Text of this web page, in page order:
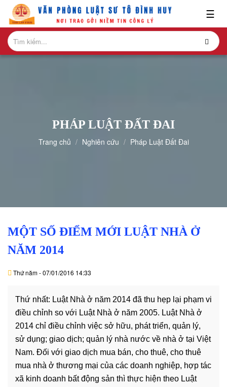
GIỚI
THIỆU
ĐÁP
DỊCH
VỤ
VĂN
THỦ
TỤC
LIÊN
HỆ
☰
PHÁP LUẬT ĐẤT ĐAI
Trang chủ Nghiên cứu Pháp Luật Đất Đai
MỘT SỐ ĐIỂM MỚI LUẬT NHÀ Ở
NĂM 2014
Thứ năm - 07/01/2016 14:33
Thứ nhất: Luật Nhà ở năm 2014 đã thu hẹp lại phạm vi
điều chỉnh so với Luật Nhà ở năm 2005. Luật Nhà ở
2014 chỉ điều chỉnh việc sở hữu, phát triển, quản lý,
sử dụng; giao dịch; quản lý nhà nước về nhà ở tại Việt
Nam. Đối với giao dịch mua bán, cho thuê, cho thuê
mua nhà ở thương mại của các doanh nghiệp, hợp tác
xã kinh doanh bất động sản thì thực hiện theo Luật